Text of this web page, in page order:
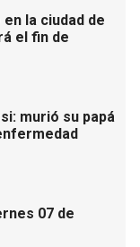
la ciudad de
el fin de
murió su papá
07 de